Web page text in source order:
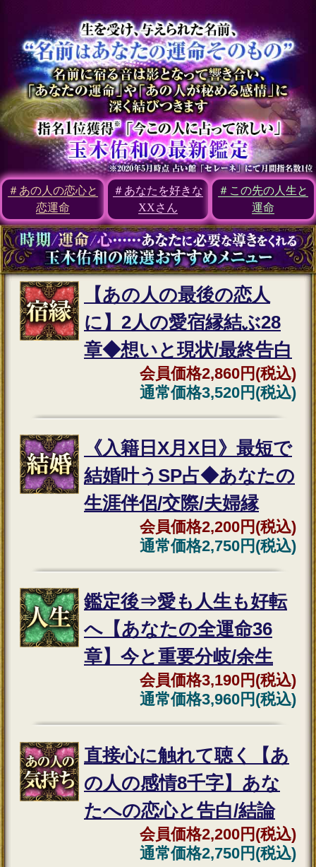
新着リリースコンテンツ
最新
インスピレーション｜運命好転/悲
願叶/瞬間霊察で全看破◆嬉野つば
さ
2026年8月6月追加
チャクラ占い｜人体覚醒＆強制成
就【運命正し現実変える神霊力】
月香
2026年8月3月追加
1万人絶賛【本音/現実/日付】48星
秘術で具体的中◆細密星読師 ミエ
ル | みのり -MINORI-
2026年7月30月追加
露骨過ぎて地上波ギリギリ/言葉濁
さず核心直撃【愛/人生決断占】桃
萃
2026年7月27月追加
全方位抜かりナシ≪難悩解決≫付
け入る隙無く的中【溟白龍】地支
2026年7月23月追加
利用規約 プライバシーポリシー お問い合わせ
特定商取引法に基づく表記 メルマガ登録/解除
運営会社 RENSA All Rights Reserved.